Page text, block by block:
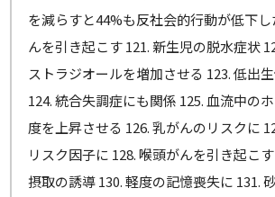
を減らすと44%も反社会的行動が低下し
んを引き起こす 121. 新生児の脱水症状
ストラジオールを増加させる 123. 低出
124. 統合失調症にも関係 125. 血流中の
度を上昇させる 126. 乳がんのリスクに
リスク因子に 128. 喉頭がんを引き起こ
摂取の誘導 130. 軽度の記憶喪失に 131.